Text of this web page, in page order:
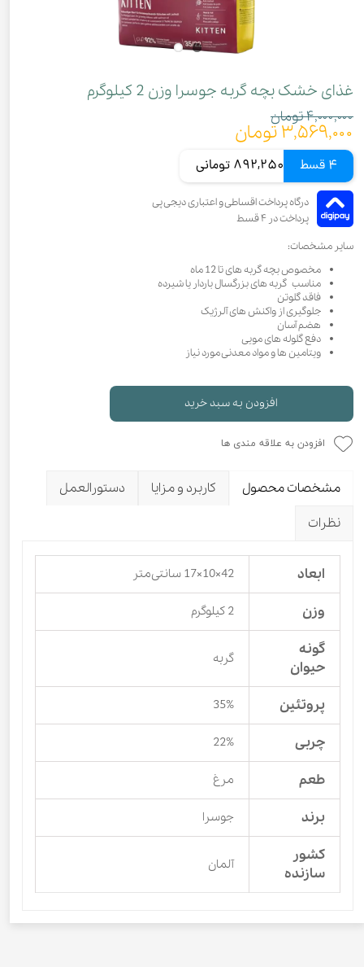
غذای خشک بچه گربه جوسرا وزن 2 کیلوگرم
۴,۰۰۰,۰۰۰ تومان
۳,۵۶۹,۰۰۰ تومان
4 قسط 892,250 تومانی
سایر مشخصات:
مخصوص بچه گربه های تا 12 ماه
مناسب گربه های بزرگسال باردار یا شیرده
فاقد گلوتن
جلوگیری از واکنش های آلرژیک
هضم آسان
دفع گلوله های مویی
ویتامین ها و مواد معدنی مورد نیاز
افزودن به سبد خرید
افزودن به علاقه مندی ها
مشخصات محصول کاربرد و مزایا
دستورالعمل
نظرات
ابعاد 42×10×17 سانتی‌متر
وزن 2 کیلوگرم
گونه
حیوان
گربه
پروتئین 35%
چربی 22%
طعم مرغ
برند جوسرا
کشور
سازنده
آلمان